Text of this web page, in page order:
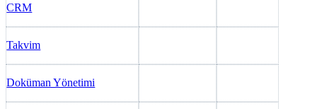
CRM
Takvim
Doküman Yönetimi